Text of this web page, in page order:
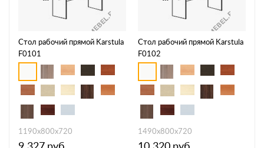
Стол рабочий прямой Karstula
F0101
1190х800х720
Стол рабочий прямой Karstula
F0102
1490х800х720